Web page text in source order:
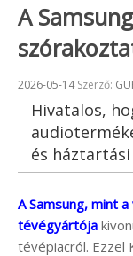
A
Beküldve:
2026-05-14Szerző:
Hivatalos,
és
A Samsung, mint
tévégyártója
tévépiacról. Ezzel